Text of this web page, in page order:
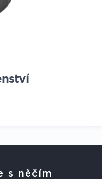
s něčím